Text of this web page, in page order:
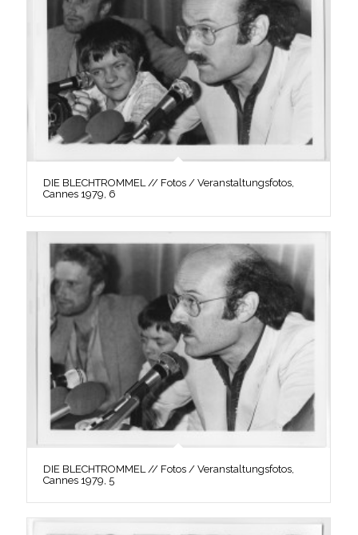
DIE BLECHTROMMEL // Fotos / Veranstaltungsfotos,
Cannes 1979, 6
DIE BLECHTROMMEL // Fotos / Veranstaltungsfotos,
Cannes 1979, 5